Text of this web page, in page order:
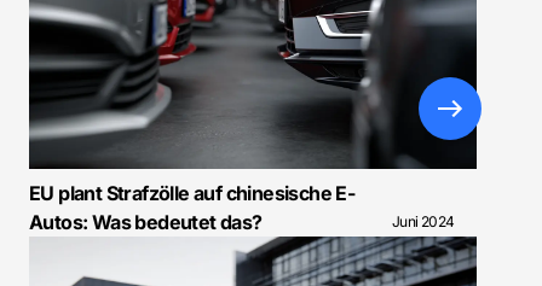
EU plant Strafzölle auf chinesische E-
Autos: Was bedeutet das?
Juni 2024